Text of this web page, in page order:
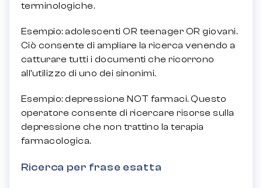
terminologiche.
Esempio: adolescenti OR teenager OR giovani.
Ciò consente di ampliare la ricerca venendo a
catturare tutti i documenti che ricorrono
all’utilizzo di uno dei sinonimi.
Esempio: depressione NOT farmaci. Questo
operatore consente di ricercare risorse sulla
depressione che non trattino la terapia
farmacologica.
Ricerca per frase esatta